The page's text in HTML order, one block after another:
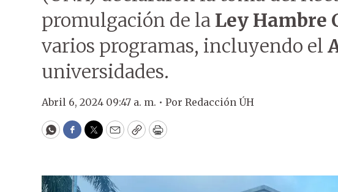
promulgación de la Ley Hambre
varios programas, incluyendo el
universidades.
Abril 6, 2024 09:47 a. m. • Por Redacción ÚH
WhatsApp
Facebook
Twitter
EmailCopyPrint